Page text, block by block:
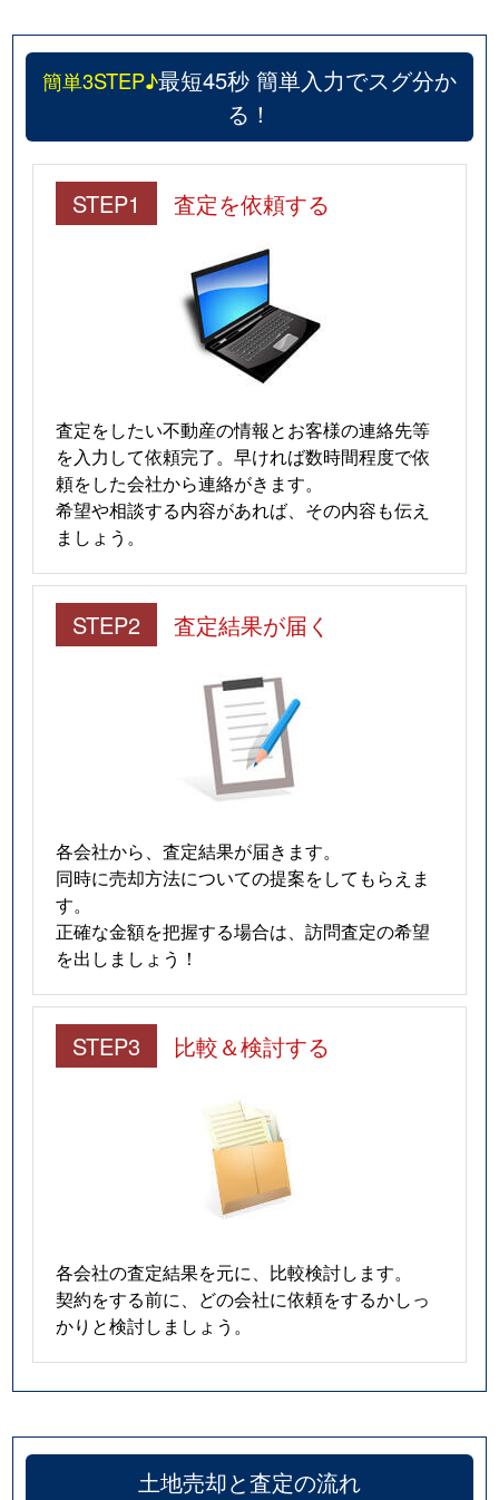
簡単3STEP♪最短45秒 簡単入力でスグ分か
る！
STEP1 査定を依頼する
査定をしたい不動産の情報とお客様の連絡先等
を入力して依頼完了。早ければ数時間程度で依
頼をした会社から連絡がきます。
希望や相談する内容があれば、その内容も伝え
ましょう。
STEP2 査定結果が届く
各会社から、査定結果が届きます。
同時に売却方法についての提案をしてもらえま
す。
正確な金額を把握する場合は、訪問査定の希望
を出しましょう！
STEP3 比較＆検討する
各会社の査定結果を元に、比較検討します。
契約をする前に、どの会社に依頼をするかしっ
かりと検討しましょう。
土地売却と査定の流れ